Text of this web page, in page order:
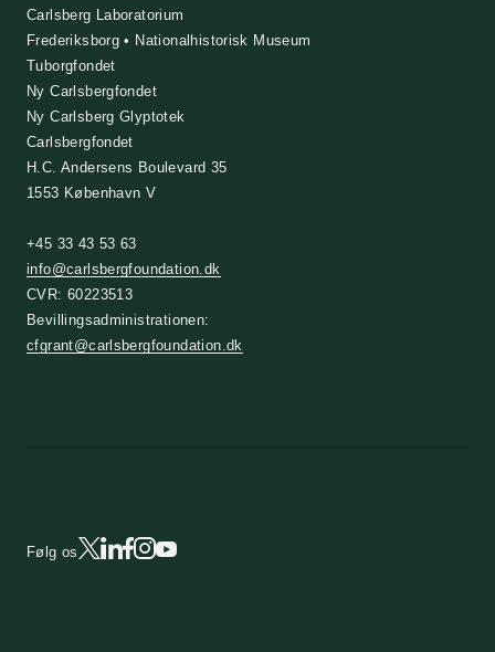
Carlsberg Laboratorium
Frederiksborg • Nationalhistorisk Museum
Tuborgfondet
Ny Carlsbergfondet
Ny Carlsberg Glyptotek
Carlsbergfondet
H.C. Andersens Boulevard 35
1553 København V
+45 33 43 53 63
info@carlsbergfoundation.dk
CVR: 60223513
Bevillingsadministrationen:
cfgrant@carlsbergfoundation.dk
Følg os